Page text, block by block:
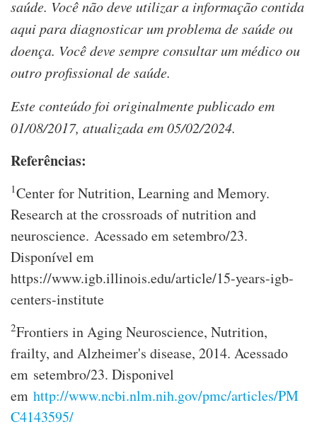
saúde. Você não deve utilizar a informação contida
aqui para diagnosticar um problema de saúde ou
doença. Você deve sempre consultar um médico ou
outro profissional de saúde.
Este conteúdo foi originalmente publicado em
01/08/2017, atualizada em 05/02/2024.
Referências:
1Center for Nutrition, Learning and Memory.
Research at the crossroads of nutrition and
neuroscience. Acessado em setembro/23.
Disponível em
https://www.igb.illinois.edu/article/15-years-igb-
centers-institute
2Frontiers in Aging Neuroscience, Nutrition,
frailty, and Alzheimer's disease, 2014. Acessado
em setembro/23. Disponivel
em http://www.ncbi.nlm.nih.gov/pmc/articles/PM
C4143595/